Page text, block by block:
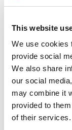
This website
We use cookies
provide social
We also share
our social
may combine it
provided to
of their services.
スラタニ